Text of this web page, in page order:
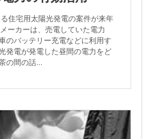
住宅用太陽光発電の案件が来年
ーカーは、売電していた電力
のバッテリー充電などに利用す
発電が発電した昼間の電力をど
の間の話...